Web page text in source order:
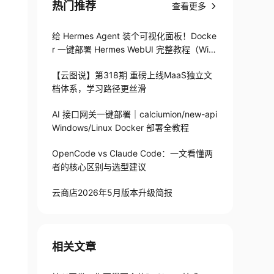
热门推荐 查看更多
给 Hermes Agent 装个可视化面板！Docke
r 一键部署 Hermes WebUI 完整教程（Win
【云图说】第318期 重磅上线MaaS独立文
档体系，学习路径更丝滑
AI 接口网关一键部署｜calciumion/new-api
Windows/Linux Docker 部署全教程
OpenCode vs Claude Code：一文看懂两
者的核心区别与选型建议
云商店2026年5月版本升级简报
相关文章